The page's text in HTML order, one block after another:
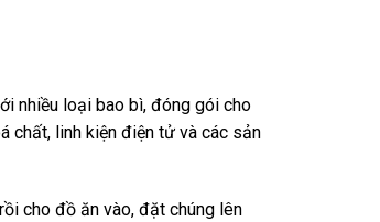
nhiều loại bao bì, đóng gói cho
chất, linh kiện điện tử và các sản
cho đồ ăn vào, đặt chúng lên